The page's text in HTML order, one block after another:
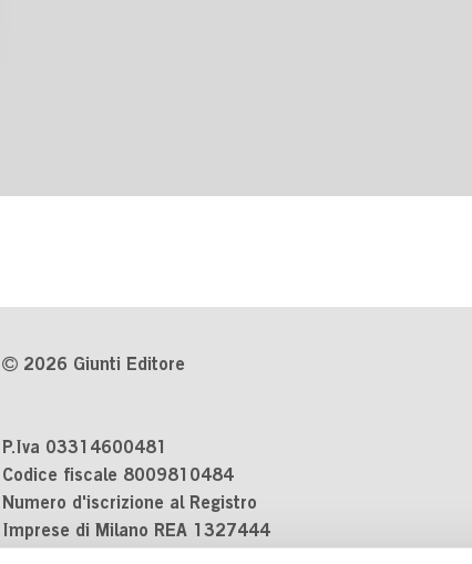
2026 Giunti Editore
P.Iva 03314600481
Codice fiscale 8009810484
Numero d'iscrizione al Registro
Imprese di Milano REA 1327444